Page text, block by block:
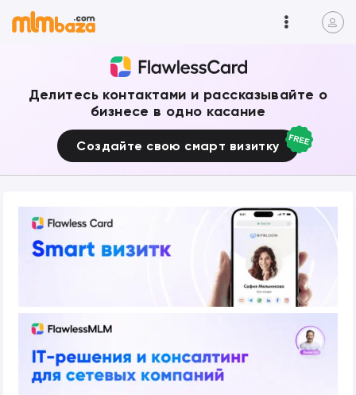
Делитесь контактами и рассказывайте о
бизнесе в одно касание
Создайте свою смарт визитку